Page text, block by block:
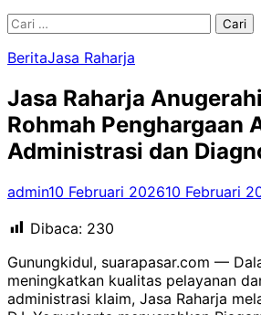
Cari
BeritaJasa Raharja
Jasa Raharja
Rohmah Penghargaan
Administrasi dan
admin10 Februari 202610 Februari
Dibaca: 230
Gunungkidul, suarapasar.com —
meningkatkan kualitas pelayanan
administrasi klaim, Jasa Raharja